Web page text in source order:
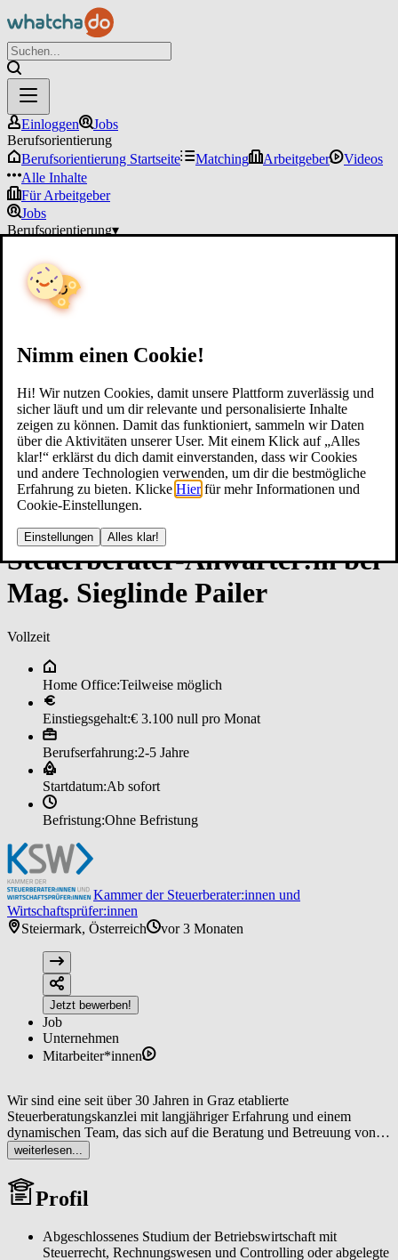
Nimm einen Cookie!
Hi! Wir nutzen Cookies, damit unsere Plattform zuverlässig und
sicher läuft und um dir relevante und personalisierte Inhalte
zeigen zu können. Damit das funktioniert, sammeln wir Daten
über die Aktivitäten unserer User. Mit einem Klick auf „Alles
klar!“ erklärst du dich damit einverstanden, dass wir Cookies
und andere Technologien verwenden, um dir die bestmögliche
Erfahrung zu bieten. Klicke Hier für mehr Informationen und
Cookie-Einstellungen.
Einstellungen Alles klar!
Einloggen
Jobs
Berufsorientierung
Berufsorientierung Startseite
Matching Arbeitgeber
Videos
Alle Inhalte
Für Arbeitgeber
Jobs
Berufsorientierung▾
Steu­er­be­ra­ter-­An­wär­ter:in bei
­Ma­g. ­Sieg­lin­de Pai­ler
Vollzeit
Home Office:Teilweise möglich
Einstiegsgehalt:€ 3.100 null pro Monat
Berufserfahrung:2-5 Jahre
Startdatum:Ab sofort
Befristung:Ohne Befristung
Kammer der Steuerberater:innen und
Wirtschaftsprüfer:innen
Steiermark, Österreich
vor 3 Monaten
Jetzt bewerben!
Job
Unternehmen
Mitarbeiter*innen
Wir sind eine seit über 30 Jahren in Graz etablierte
Steuerberatungskanzlei mit langjähriger Erfahrung und einem
dynamischen Team, das sich auf die Beratung und Betreuung von
Unternehmen und Privatpersonen spezialisiert hat. Wir legen großen
Wert auf ein modernes Arbeitsumfeld und bieten nicht nur
interessante und abwechslungsreiche Aufgaben, sondern auch
umfassende Entwicklungsmöglichkeiten. Zur Verstärkung unseres
weiterlesen...
Profil
Abgeschlossenes Studium der Betriebswirtschaft mit
Steuerrecht, Rechnungswesen und Controlling oder abgelegte